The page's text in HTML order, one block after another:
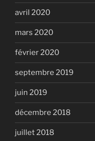
avril 2020
mars 2020
février 2020
septembre 2019
juin 2019
décembre 2018
juillet 2018